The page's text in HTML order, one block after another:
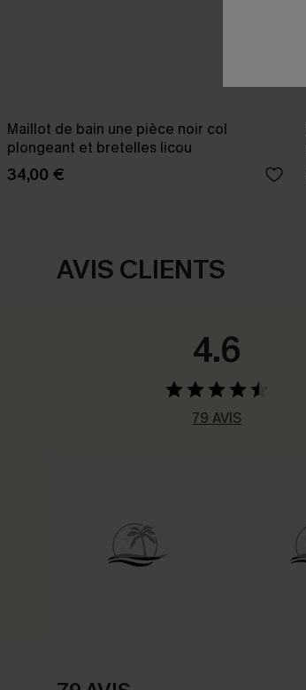
Maillot de bain une pièce noir col
plongeant et bretelles licou
34,00 €
AVIS CLIENTS
4.6
79 AVIS